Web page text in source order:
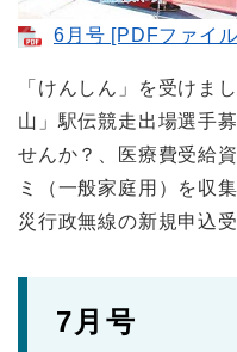
6月号 [PDFファイ
「けんしん」を受けま
山」駅伝競走出場選手
せんか？、医療費受給
ミ（一般家庭用）を収
災行政無線の新規申込
7月号